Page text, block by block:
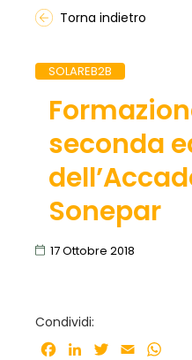
Torna indietro
SOLAREB2B
seconda
Sonepar
17 Ottobre 2018
Condividi:
Facebook
LinkedInTwitter
Email